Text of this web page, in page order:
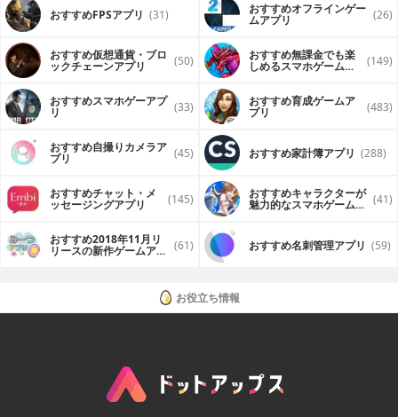
おすすめFPSアプリ (31) おすすめオフラインゲー
ムアプリ (26)
おすすめ仮想通貨・ブロ
ックチェーンアプリ (50) おすすめ無課金でも楽
しめるスマホゲームア (149)
おすすめスマホゲーアプ
リ (33) おすすめ育成ゲームア
プリ (483)
おすすめ自撮りカメラア
プリ (45) おすすめ家計簿アプリ (288)
おすすめチャット・メ
ッセージングアプリ (145) おすすめキャラクターが
魅力的なスマホゲームア (41)
おすすめ2018年11月リ
リースの新作ゲームアプ (61) おすすめ名刺管理アプリ (59)
お役立ち情報